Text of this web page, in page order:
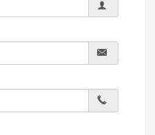
Hospital do Servidor Publico.
experiência única!